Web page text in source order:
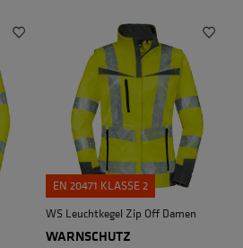
EN 20471 KLASSE 2
WS Leuchtkegel Zip Off Damen
WARNSCHUTZ